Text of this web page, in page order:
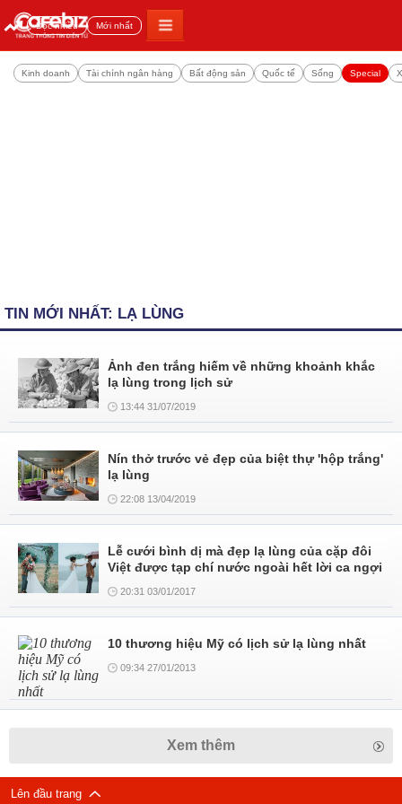
Đọc nhiều Mới nhất
Kinh doanh Tài chính ngân hàng Bất động sản Quốc tế Sống Special
TIN MỚI NHẤT: LẠ LÙNG
Ảnh đen trắng hiếm về những khoảnh khắc
lạ lùng trong lịch sử
13:44 31/07/2019
Nín thở trước vẻ đẹp của biệt thự 'hộp trắng'
lạ lùng
22:08 13/04/2019
Lễ cưới bình dị mà đẹp lạ lùng của cặp đôi
Việt được tạp chí nước ngoài hết lời ca ngợi
20:31 03/01/2017
10 thương hiệu Mỹ có lịch sử lạ lùng nhất
09:34 27/01/2013
Xem thêm
Lên đầu trang